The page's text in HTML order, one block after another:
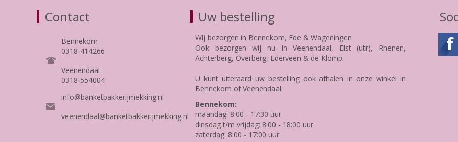
Contact
Bennekom
0318-414266
Veenendaal
0318-554004
info@banketbakkerijmekking.nl
veenendaal@banketbakkerijmekking.nl
Uw bestelling
Wij bezorgen in Bennekom, Ede & Wageningen
Ook bezorgen wij nu in Veenendaal, Elst (utr), Rhenen,
Achterberg, Overberg, Ederveen & de Klomp.
U kunt uiteraard uw bestelling ook afhalen in onze winkel in
Bennekom of Veenendaal.
Bennekom:
maandag: 8:00 - 17:30 uur
dinsdag t/m vrijdag: 8:00 - 18:00 uur
zaterdag: 8:00 - 17:00 uur